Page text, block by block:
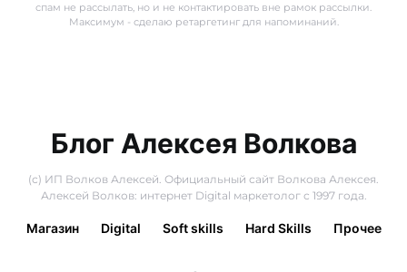
спам не рассылать, но и не контактировать вне рамок рассылки.
Максимум - сделаю ретаргетинг для напоминаний.
Блог Алексея Волкова
(с) ИП Волков Алексей. Официальный сайт Волкова Алексея.
Алексей Волков: интернет Digital маркетолог с 1997 года.
Магазин Digital Soft skills Hard Skills Прочее